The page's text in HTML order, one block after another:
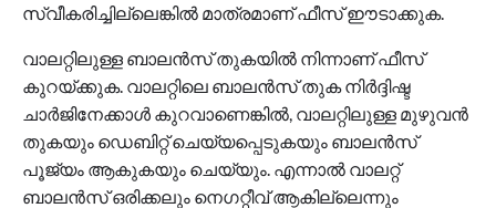
സ്വീകരിച്ചില്ലെങ്കിൽ മാത്രമാണ് ഫീസ് ഈടാക്കുക.
വാലറ്റിലുള്ള ബാലൻസ് തുകയിൽ നിന്നാണ് ഫീസ്
കുറയ്ക്കുക. വാലറ്റിലെ ബാലൻസ് തുക നിർദ്ദിഷ്ട
ചാർജിനേക്കാൾ കുറവാണെങ്കിൽ, വാലറ്റിലുള്ള മുഴുവൻ
തുകയും ഡെബിറ്റ് ചെയ്യപ്പെടുകയും ബാലൻസ്
പൂജ്യം ആകുകയും ചെയ്യും. എന്നാൽ വാലറ്റ്
ബാലൻസ് ഒരിക്കലും നെഗറ്റീവ് ആകില്ലെന്നും